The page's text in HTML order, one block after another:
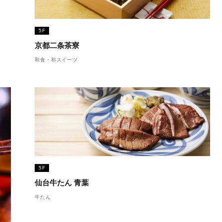
5F
京都二条茶寮
和食・和スイーツ
5F
仙台牛たん 青葉
牛たん